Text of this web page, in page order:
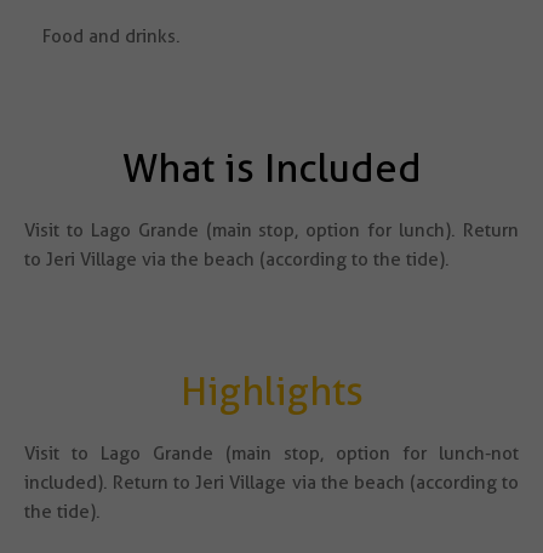
Food and drinks.
What is Included
Visit to Lago Grande (main stop, option for lunch). Return
to Jeri Village via the beach (according to the tide).
Highlights
Visit to Lago Grande (main stop, option for lunch-not
included). Return to Jeri Village via the beach (according to
the tide).